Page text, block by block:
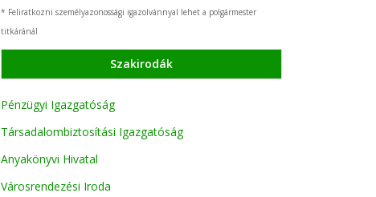
* Feliratkozni személyazonossági igazolvánnyal lehet a polgármester
titkáránál
Szakirodák
Pénzügyi Igazgatóság
Társadalombiztosítási Igazgatóság
Anyakönyvi Hivatal
Városrendezési Iroda